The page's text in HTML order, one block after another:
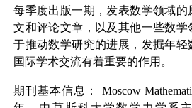
每季度出版一期，发表数学领域
文和评论文章，以及其他一些数
于推动数学研究的进展，发掘年
国际学术交流有着重要的作用。
期刊基本信息： Moscow